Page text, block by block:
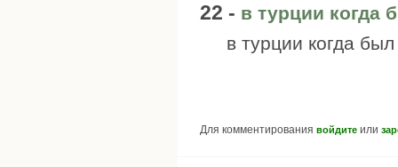
22 - в турции когда
в турции когда
Для комментирования войдите или